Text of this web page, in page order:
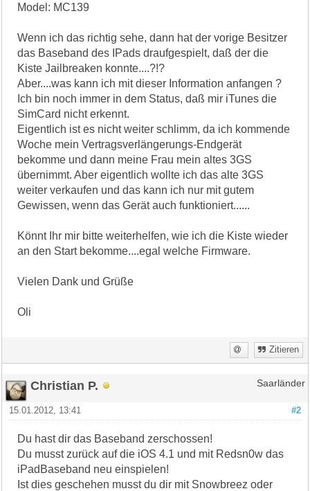
Model: MC139
Wenn ich das richtig sehe, dann hat der vorige Besitzer
das Baseband des IPads draufgespielt, daß der die
Kiste Jailbreaken konnte....?!?
Aber....was kann ich mit dieser Information anfangen ?
Ich bin noch immer in dem Status, daß mir iTunes die
SimCard nicht erkennt.
Eigentlich ist es nicht weiter schlimm, da ich kommende
Woche mein Vertragsverlängerungs-Endgerät
bekomme und dann meine Frau mein altes 3GS
übernimmt. Aber eigentlich wollte ich das alte 3GS
weiter verkaufen und das kann ich nur mit gutem
Gewissen, wenn das Gerät auch funktioniert......
Könnt Ihr mir bitte weiterhelfen, wie ich die Kiste wieder
an den Start bekomme....egal welche Firmware.
Vielen Dank und Grüße
Oli
Zitieren
Christian P. Saarländer
#2
15.01.2012, 13:41
Du hast dir das Baseband zerschossen!
Du musst zurück auf die iOS 4.1 und mit Redsn0w das
iPadBaseband neu einspielen!
Ist dies geschehen musst du dir mit Snowbreez oder